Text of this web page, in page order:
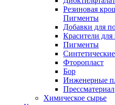
Резиновая
Пигменты
Добавки для
Красители
Пигменты
Фторопласт
Бор
Инженерные
Прессматериал
Химическое сырье